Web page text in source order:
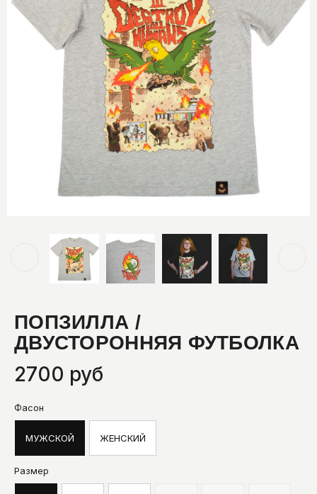
ПОПЗИЛЛА /
ДВУСТОРОННЯЯ ФУТБОЛКА
2700 руб
Фасон
МУЖСКОЙ ЖЕНСКИЙ
Размер